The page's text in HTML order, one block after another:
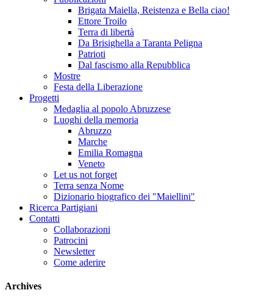
Brigata Maiella, Reistenza e Bella ciao!
Ettore Troilo
Terra di libertà
Da Brisighella a Taranta Peligna
Patrioti
Dal fascismo alla Repubblica
Mostre
Festa della Liberazione
Progetti
Medaglia al popolo Abruzzese
Luoghi della memoria
Abruzzo
Marche
Emilia Romagna
Veneto
Let us not forget
Terra senza Nome
Dizionario biografico dei "Maiellini"
Ricerca Partigiani
Contatti
Collaborazioni
Patrocini
Newsletter
Come aderire
Archives